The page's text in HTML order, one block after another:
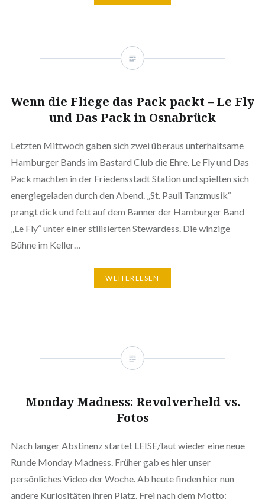
Wenn die Fliege das Pack packt – Le Fly
und Das Pack in Osnabrück
Letzten Mittwoch gaben sich zwei überaus unterhaltsame
Hamburger Bands im Bastard Club die Ehre. Le Fly und Das
Pack machten in der Friedensstadt Station und spielten sich
energiegeladen durch den Abend. „St. Pauli Tanzmusik“
prangt dick und fett auf dem Banner der Hamburger Band
„Le Fly“ unter einer stilisierten Stewardess. Die winzige
Bühne im Keller…
WEITERLESEN
Monday Madness: Revolverheld vs.
Fotos
Nach langer Abstinenz startet LEISE/laut wieder eine neue
Runde Monday Madness. Früher gab es hier unser
persönliches Video der Woche. Ab heute finden hier nun
andere Kuriositäten ihren Platz. Frei nach dem Motto: